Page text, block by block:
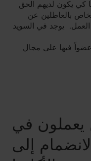
كي يكون لديهم الحق
بالعاطلين عن
يوجد في السويد
عضواً فيها على مجال
يعملون في
إلى